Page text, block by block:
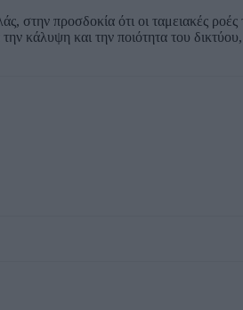
στην προσδοκία ότι οι ταμειακές ροές
κάλυψη και την ποιότητα του